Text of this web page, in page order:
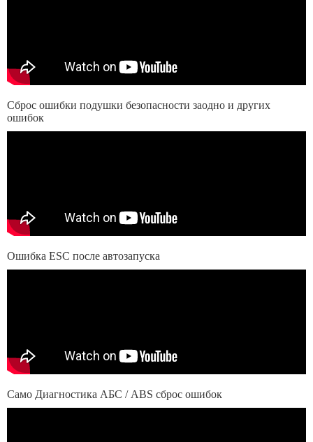
Сброс ошибки подушки безопасности заодно и других
ошибок
Ошибка ESC после автозапуска
Само Диагностика АБС / ABS сброс ошибок